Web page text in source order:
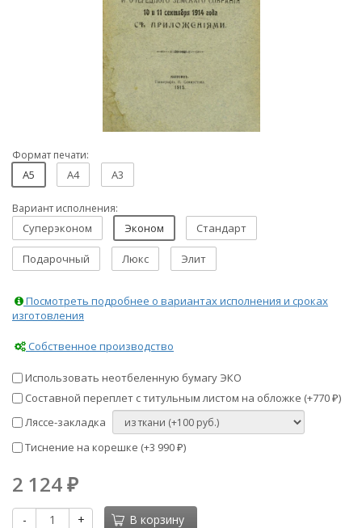
Формат печати:
A5 A4 A3
Вариант исполнения:
Суперэконом Эконом Стандарт
Подарочный Люкс Элит
Посмотреть подробнее о вариантах исполнения и сроках
изготовления
Собственное производство
Использовать неотбеленную бумагу ЭКО
Составной переплет с титульным листом на обложке (+770 ₽)
Ляссе-закладка
Тиснение на корешке (+3 990 ₽)
2 124 ₽
- + В корзину